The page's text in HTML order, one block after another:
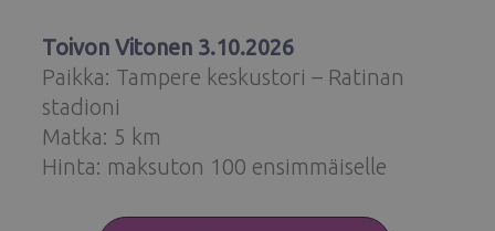
Toivon Vitonen 3.10.2026
Paikka: Tampere keskustori – Ratinan
stadioni
Matka: 5 km
Hinta: maksuton 100 ensimmäiselle